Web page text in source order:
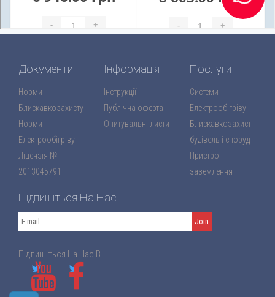
Документи
Норми
Блискавкозахисту
Норми
Електрообігріву
Ліцензія №
2013045791
Інформація
Інструкції
Публічна оферта
Опитувальні листи
Послуги
Системи
Електрообігріву
Блискавкозахист
будівель і споруд
Пристрої
заземлення
Підпишіться На Нас
Підпишіться На Нас В